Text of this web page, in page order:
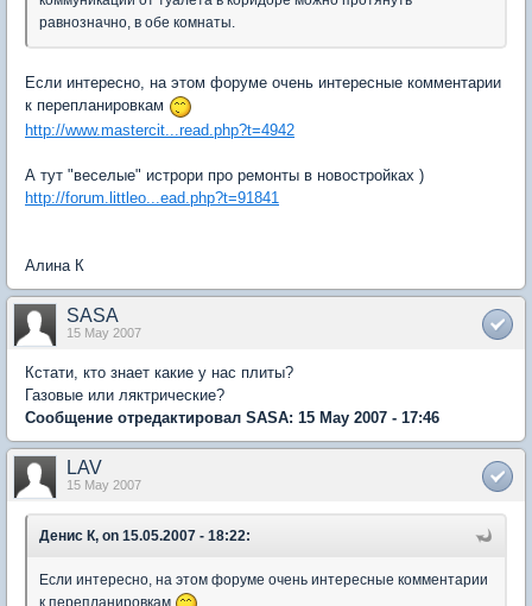
равнозначно, в обе комнаты.
Если интересно, на этом форуме очень интересные комментарии
к перепланировкам
http://www.mastercit...read.php?t=4942
А тут "веселые" истрори про ремонты в новостройках )
http://forum.littleo...ead.php?t=91841
Алина К
SASA
15 May 2007
Кстати, кто знает какие у нас плиты?
Газовые или ляктрические?
Сообщение отредактировал SASA: 15 May 2007 - 17:46
LAV
15 May 2007
Денис К, on 15.05.2007 - 18:22:
Если интересно, на этом форуме очень интересные комментарии
к перепланировкам